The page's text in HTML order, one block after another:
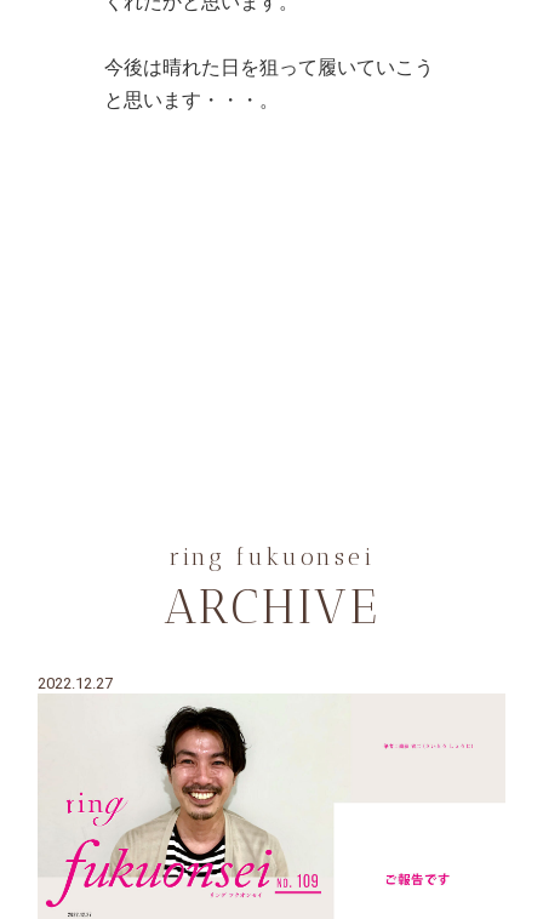
今後は晴れた日を狙って履いていこう
と思います・・・。
ring fukuonsei
ARCHIVE
2022.12.27